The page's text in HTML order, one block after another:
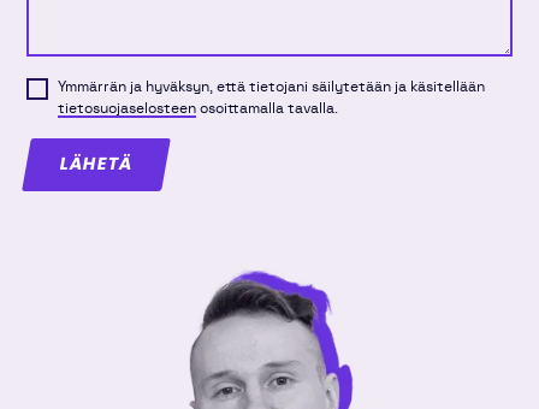
Ymmärrän ja hyväksyn, että tietojani säilytetään ja käsitellään
tietosuojaselosteenosoittamalla tavalla.